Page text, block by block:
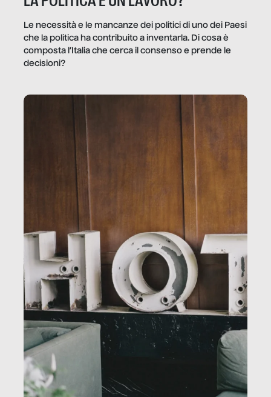
Le necessità e le mancanze dei politici di uno dei Paesi
che la politica ha contribuito a inventarla. Di cosa è
composta l’Italia che cerca il consenso e prende le
decisioni?